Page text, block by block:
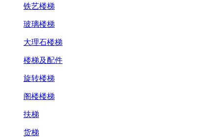
铁艺楼梯
玻璃楼梯
大理石楼梯
楼梯及配件
旋转楼梯
阁楼楼梯
扶梯
货梯